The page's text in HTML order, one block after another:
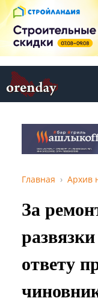
Главная Архив
За
ответу